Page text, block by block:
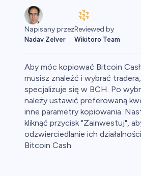
Napisany przez
Nadav Zelver
Reviewed by
Wikitoro Team
Aby móc kopiować Bitcoin
musisz znaleźć i wybrać
specjalizuje się w BCH. Po
należy ustawić preferowaną
inne parametry kopiowania.
kliknąć przycisk "Zainwestuj",
odzwierciedlanie ich
Bitcoin Cash.